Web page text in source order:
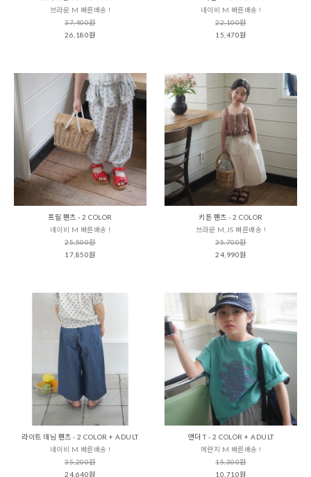
브라운 M 빠른배송 !
37,400원
26,180원
네이비 M 빠른배송 !
22,100원
15,470원
프릴 팬츠 - 2 COLOR
네이비 M 빠른배송 !
25,500원
17,850원
키튼 팬츠 - 2 COLOR
브라운 M,JS 빠른배송 !
35,700원
24,990원
라이트 데님 팬츠 - 2 COLOR + ADULT
네이비 M 빠른배송 !
35,200원
24,640원
앤더 T - 2 COLOR + ADULT
메란지 M 빠른배송 !
15,300원
10,710원